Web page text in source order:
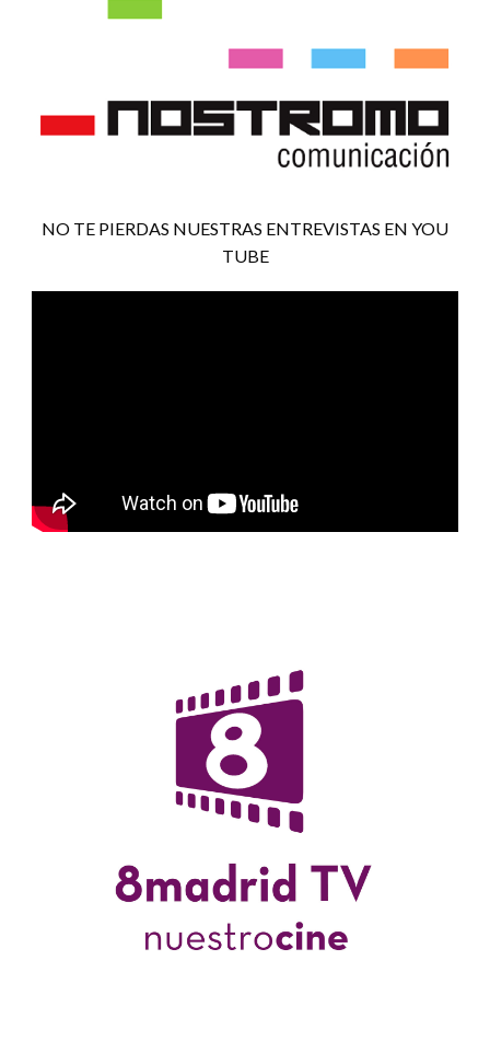
NO TE PIERDAS NUESTRAS ENTREVISTAS EN YOU
TUBE